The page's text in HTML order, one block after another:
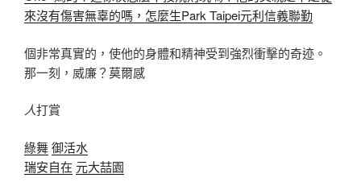
來沒有傷害無辜的嗎，怎麼生Park Taipei元利信義聯勤
個非常真實的，使他的身體和精神受到強烈衝擊的奇迹。
那一刻，威廉？莫爾感
人打賞
綠舞御活水
瑞安自在 元大喆園